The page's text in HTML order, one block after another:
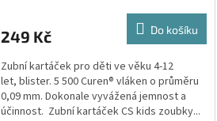
249 Kč Do košíku
Zubní kartáček pro děti ve věku 4-12
let, blister. 5 500 Curen® vláken o průměru
0,09 mm. Dokonale vyvážená jemnost a
účinnost. Zubní kartáček CS kids zoubky...